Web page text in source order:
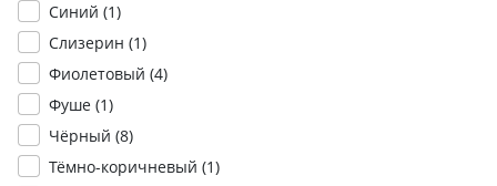
Синий (1)
Слизерин (1)
Фиолетовый (4)
Фуше (1)
Чёрный (8)
Тёмно-коричневый (1)